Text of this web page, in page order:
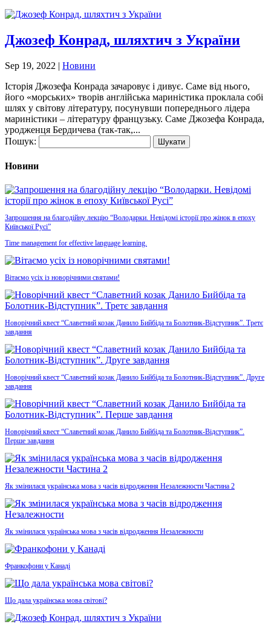
Джозеф Конрад, шляхтич з України
Sep 19, 2022 | Новини
Історія Джозефа Конрада зачаровує і дивує. Саме від нього,
його «морських» творів англійська мариністика проклала собі
шлях у світову літературу, посунувши попереднього лідера
мариністики – літературу французьку. Саме Джозефа Конрада,
уродженця Бердичева (так-так,...
Пошук:
Новини
Запрошення на благодійну лекцію “Володарки. Невідомі історії про жінок в епоху
Київської Русі”
Time management for effective language learning.
Вітаємо усіх із новорічними святами!
Новорічний квест “Славетний козак Данило Бийбіда та Болотник-Відступник”. Третє
завдання
Новорічний квест “Славетний козак Данило Бийбіда та Болотник-Відступник”. Друге
завдання
Новорічний квест “Славетний козак Данило Бийбіда та Болотник-Відступник”.
Перше завдання
Як змінилася українська мова з часів відродження Незалежности Частина 2
Як змінилася українська мова з часів відродження Незалежности
Франкофони у Канаді
Що дала українська мова світові?